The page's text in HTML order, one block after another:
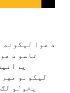
د هوا لیکونه
تاسو د
لیکونو